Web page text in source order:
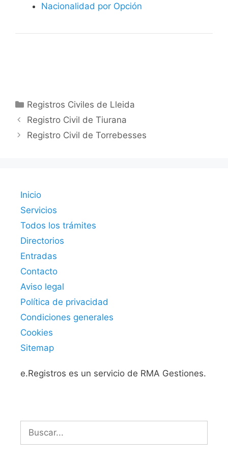
Nacionalidad por Opción
Categorías
Registros Civiles de Lleida
Registro Civil de Tiurana
Registro Civil de Torrebesses
Inicio
Servicios
Todos los trámites
Directorios
Entradas
Contacto
Aviso legal
Política de privacidad
Condiciones generales
Cookies
Sitemap
e.Registros es un servicio de RMA Gestiones.
Buscar: